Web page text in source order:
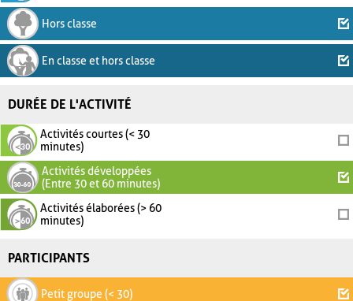
Hors classe
En classe et hors classe
DURÉE DE L'ACTIVITÉ
Activités courtes (< 30
minutes)
Activités développées
(Entre 30 et 60 minutes)
Activités élaborées (> 60
minutes)
PARTICIPANTS
Petit groupe (< 30)